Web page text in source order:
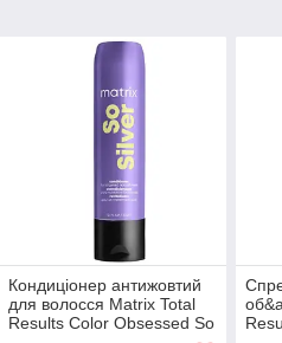
Кондиціонер антижовтий
для волосся Matrix Total
Results Color Obsessed So